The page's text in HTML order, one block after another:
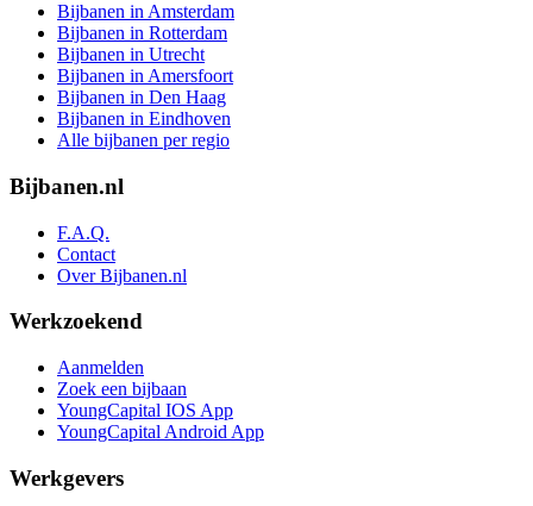
Bijbanen in Amsterdam
Bijbanen in Rotterdam
Bijbanen in Utrecht
Bijbanen in Amersfoort
Bijbanen in Den Haag
Bijbanen in Eindhoven
Alle bijbanen per regio
Bijbanen.nl
F.A.Q.
Contact
Over Bijbanen.nl
Werkzoekend
Aanmelden
Zoek een bijbaan
YoungCapital IOS App
YoungCapital Android App
Werkgevers